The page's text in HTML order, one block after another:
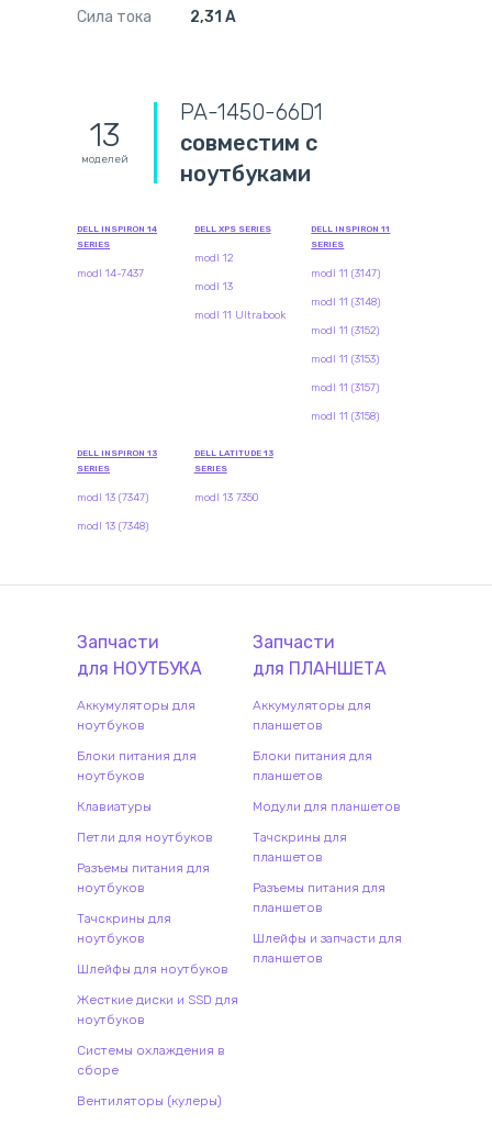
Сила тока 2,31 А
13
моделей
PA-1450-66D1
совместим с
ноутбуками
DELL INSPIRON 14
SERIES
modl 14-7437
DELL XPS SERIES
modl 12
modl 13
modl 11 Ultrabook
DELL INSPIRON 11
SERIES
modl 11 (3147)
modl 11 (3148)
modl 11 (3152)
modl 11 (3153)
modl 11 (3157)
modl 11 (3158)
DELL INSPIRON 13
SERIES
modl 13 (7347)
modl 13 (7348)
DELL LATITUDE 13
SERIES
modl 13 7350
Запчасти
для НОУТБУКА
Аккумуляторы для
ноутбуков
Блоки питания для
ноутбуков
Клавиатуры
Петли для ноутбуков
Разъемы питания для
ноутбуков
Тачскрины для
ноутбуков
Шлейфы для ноутбуков
Жесткие диски и SSD для
ноутбуков
Системы охлаждения в
сборе
Вентиляторы (кулеры)
Запчасти
для ПЛАНШЕТА
Аккумуляторы для
планшетов
Блоки питания для
планшетов
Модули для планшетов
Тачскрины для
планшетов
Разъемы питания для
планшетов
Шлейфы и запчасти для
планшетов